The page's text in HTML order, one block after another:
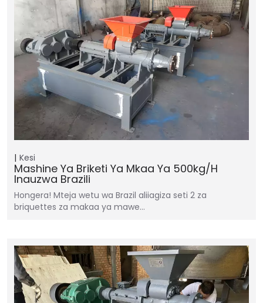
Kesi
Mashine Ya Briketi Ya Mkaa Ya 500kg/h
Inauzwa Brazili
Hongera! Mteja wetu wa Brazil aliiagiza seti 2 za
briquettes za makaa ya mawe…